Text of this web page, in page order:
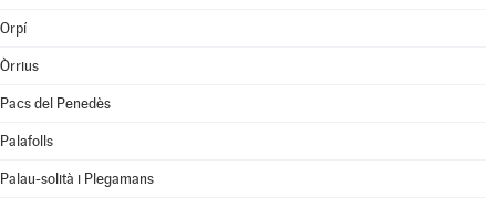
Orpí
Òrrius
Pacs del Penedès
Palafolls
Palau-solità i Plegamans